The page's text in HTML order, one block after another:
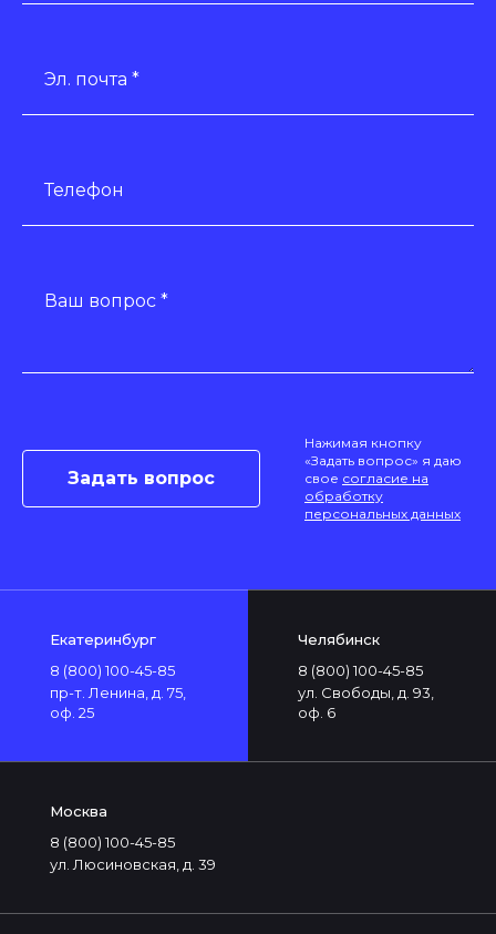
Эл. почта *
Телефон
Ваш вопрос *
Нажимая кнопку
«Задать вопрос» я даю
свое согласие на
обработку
персональных данных
Екатеринбург
8 (800) 100-45-85
пр-т. Ленина, д. 75,
оф. 25
Челябинск
8 (800) 100-45-85
ул. Свободы, д. 93,
оф. 6
Москва
8 (800) 100-45-85
ул. Люсиновская, д. 39